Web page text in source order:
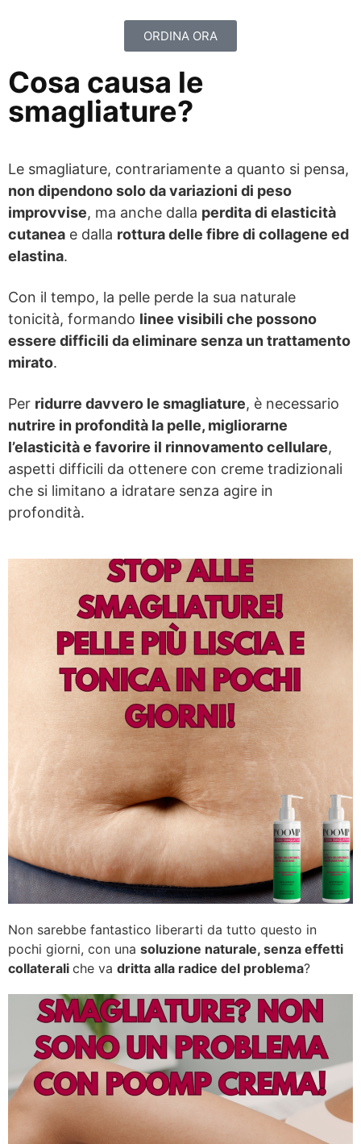
ORDINA ORA
Cosa causa le
smagliature?
Le smagliature, contrariamente a quanto si pensa,
non dipendono solo da variazioni di peso
improvvise, ma anche dalla perdita di elasticità
cutanea e dalla rottura delle fibre di collagene ed
elastina.
Con il tempo, la pelle perde la sua naturale
tonicità, formando linee visibili che possono
essere difficili da eliminare senza un trattamento
mirato.
Per ridurre davvero le smagliature, è necessario
nutrire in profondità la pelle, migliorarne
l’elasticità e favorire il rinnovamento cellulare,
aspetti difficili da ottenere con creme tradizionali
che si limitano a idratare senza agire in
profondità.
Non sarebbe fantastico liberarti da tutto questo in
pochi giorni, con una soluzione naturale, senza effetti
collaterali che va dritta alla radice del problema?